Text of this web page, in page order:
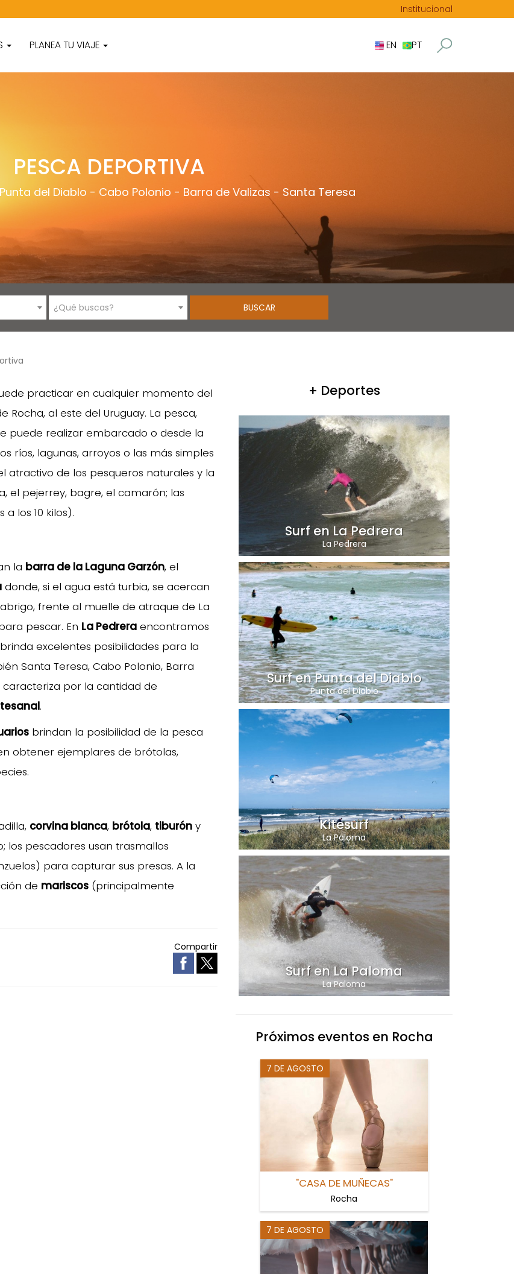
Institucional
PLANEA TU VIAJE EN PT
PESCA DEPORTIVA
Punta del Diablo - Cabo Polonio - Barra de Valizas - Santa Teresa
¿Qué buscas?
practicar en cualquier momento del
al este del Uruguay. La pesca,
puede realizar embarcado o desde la
ríos, lagunas, arroyos o las más simples
atractivo de los pesqueros naturales y la
el pejerrey, bagre, el camarón; las
los 10 kilos).
la barra de la Laguna Garzón, el
donde, si el agua está turbia, se acercan
frente al muelle de atraque de La
pescar. En La Pedrera encontramos
excelentes posibilidades para la
Santa Teresa, Cabo Polonio, Barra
caracteriza por la cantidad de
.
brindan la posibilidad de la pesca
obtener ejemplares de brótolas,
corvina blanca, brótola, tiburón y
los pescadores usan trasmallos
para capturar sus presas. A la
de mariscos (principalmente
Compartir
+ Deportes
Surf en La Pedrera
La Pedrera
Surf en Punta del Diablo
Punta del Diablo
Kitesurf
La Paloma
Surf en La Paloma
La Paloma
Próximos eventos en Rocha
7 DE AGOSTO
"CASA DE MUÑECAS"
Rocha
7 DE AGOSTO